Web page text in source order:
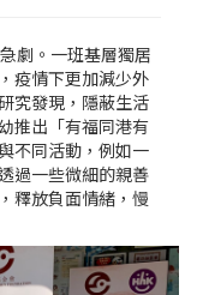
劇。一班基層獨居
疫情下更加減少外
究發現，隱蔽生活
推出「有福同港有
不同活動，例如一
過一些微細的親善
釋放負面情緒，慢